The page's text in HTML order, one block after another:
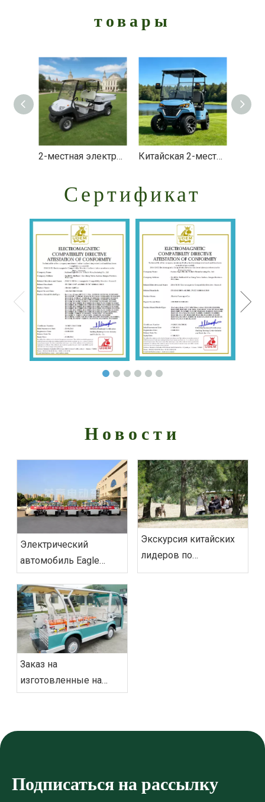
товары
2-местная электрическая тележка для гольфа с коробкой — EG204AHCX Китайская 2-местная электрическая тележка для мини-гольфа — EG202EK
Сертификат
Новости
‌Электрический
автомобиль Eagle
Patrol обеспечит
безопасность на
саммите БРИКС
Экскурсия китайских
лидеров по
резиденции генерал-
Заказ на
изготовленные на
заказ электрические
Подписаться на рассылку